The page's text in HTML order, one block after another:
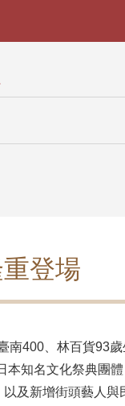
登場
南400、林百貨93
知名文化祭典團
及新增街頭藝人與